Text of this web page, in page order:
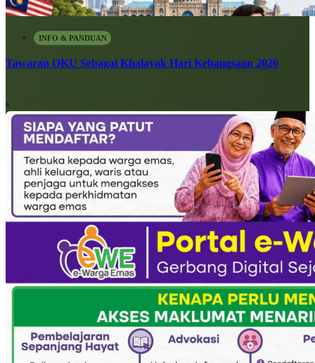
INFO & PANDUAN
Tawaran OKU Sebagai Khalayak Hari Kebangsaan 2026